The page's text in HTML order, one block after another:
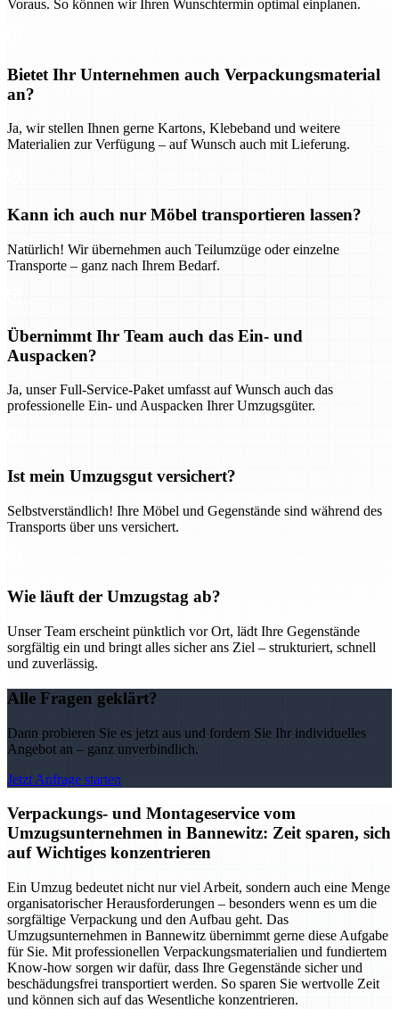
Voraus. So können wir Ihren Wunschtermin optimal einplanen.
Bietet Ihr Unternehmen auch Verpackungsmaterial
an?
Ja, wir stellen Ihnen gerne Kartons, Klebeband und weitere
Materialien zur Verfügung – auf Wunsch auch mit Lieferung.
Kann ich auch nur Möbel transportieren lassen?
Natürlich! Wir übernehmen auch Teilumzüge oder einzelne
Transporte – ganz nach Ihrem Bedarf.
Übernimmt Ihr Team auch das Ein- und
Auspacken?
Ja, unser Full-Service-Paket umfasst auf Wunsch auch das
professionelle Ein- und Auspacken Ihrer Umzugsgüter.
Ist mein Umzugsgut versichert?
Selbstverständlich! Ihre Möbel und Gegenstände sind während des
Transports über uns versichert.
Wie läuft der Umzugstag ab?
Unser Team erscheint pünktlich vor Ort, lädt Ihre Gegenstände
sorgfältig ein und bringt alles sicher ans Ziel – strukturiert, schnell
und zuverlässig.
Alle Fragen geklärt?
Dann probieren Sie es jetzt aus und fordern Sie Ihr individuelles
Angebot an – ganz unverbindlich.
Jetzt Anfrage starten
Verpackungs- und Montageservice vom
Umzugsunternehmen in Bannewitz: Zeit sparen, sich
auf Wichtiges konzentrieren
Ein Umzug bedeutet nicht nur viel Arbeit, sondern auch eine Menge
organisatorischer Herausforderungen – besonders wenn es um die
sorgfältige Verpackung und den Aufbau geht. Das
Umzugsunternehmen in Bannewitz übernimmt gerne diese Aufgabe
für Sie. Mit professionellen Verpackungsmaterialien und fundiertem
Know-how sorgen wir dafür, dass Ihre Gegenstände sicher und
beschädungsfrei transportiert werden. So sparen Sie wertvolle Zeit
und können sich auf das Wesentliche konzentrieren.